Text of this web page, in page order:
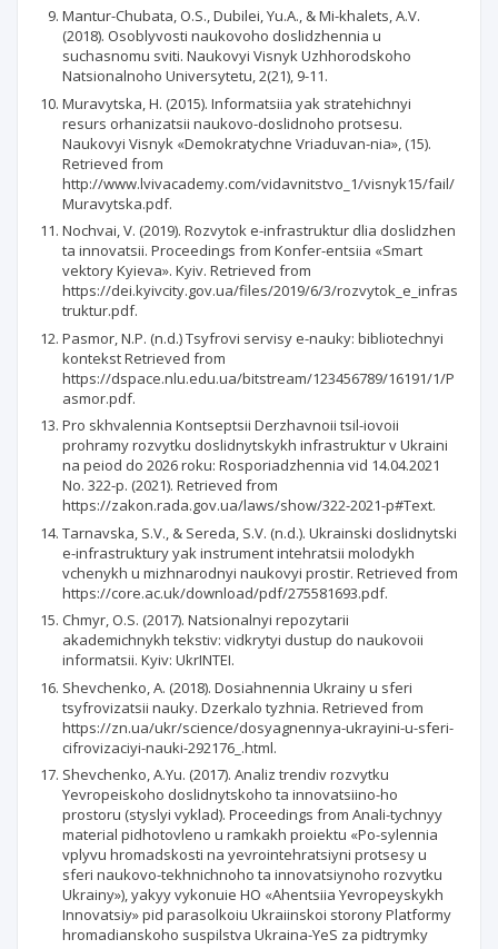
Mantur-Chubata, О.S., Dubilei, Yu.A., & Mi-khalets, A.V.
(2018). Osoblyvosti naukovoho doslidzhennia u
suchasnomu sviti. Naukovyi Visnyk Uzhhorodskoho
Natsionalnoho Universytetu, 2(21), 9-11.
Muravytska, H. (2015). Informatsiia yak stratehichnyi
resurs orhanizatsii naukovo-doslidnoho protsesu.
Naukovyi Visnyk «Demokratychne Vriaduvan-nia», (15).
Retrieved from
http://www.lvivacademy.com/vidavnitstvo_1/visnyk15/fail/
Muravytska.pdf.
Nochvai, V. (2019). Rozvytok e-infrastruktur dlia doslidzhen
ta innovatsii. Proceedings from Konfer-entsiia «Smart
vektory Kyieva». Kyiv. Retrieved from
https://dei.kyivcity.gov.ua/files/2019/6/3/rozvytok_e_infras
truktur.pdf.
Pasmor, N.P. (n.d.) Tsyfrovi servisy e-nauky: bibliotechnyi
kontekst Retrieved from
https://dspace.nlu.edu.ua/bitstream/123456789/16191/1/P
asmor.pdf.
Pro skhvalennia Kontseptsii Derzhavnoii tsil-iovoii
prohramy rozvytku doslidnytskykh infrastruktur v Ukraini
na peiod do 2026 roku: Rosporiadzhennia vid 14.04.2021
No. 322-p. (2021). Retrieved from
https://zakon.rada.gov.ua/laws/show/322-2021-р#Text.
Tarnavska, S.V., & Sereda, S.V. (n.d.). Ukrainski doslidnytski
e-infrastruktury yak instrument intehratsii molodykh
vchenykh u mizhnarodnyi naukovyi prostir. Retrieved from
https://core.ac.uk/download/pdf/275581693.pdf.
Chmyr, O.S. (2017). Natsionalnyi repozytarii
akademichnykh tekstiv: vidkrytyi dustup do naukovoii
informatsii. Kyiv: UkrINTEI.
Shevchenko, А. (2018). Dosiahnennia Ukrainy u sferi
tsyfrovizatsii nauky. Dzerkalo tyzhnia. Retrieved from
https://zn.ua/ukr/science/dosyagnennya-ukrayini-u-sferi-
cifrovizaciyi-nauki-292176_.html.
Shevchenko, А.Yu. (2017). Analiz trendiv rozvytku
Yevropeiskoho doslidnytskoho ta innovatsiino-ho
prostoru (styslyi vyklad). Proceedings from Anali-tychnyy
material pidhotovleno u ramkakh proiektu «Po-sylennia
vplyvu hromadskosti na yevrointehratsiyni protsesy u
sferi naukovo-tekhnichnoho ta innovatsiynoho rozvytku
Ukrainy»), yakyy vykonuie HO «Ahentsiia Yevropeyskykh
Innovatsiy» pid parasolkoiu Ukraiinskoi storony Platformy
hromadianskoho suspilstva Ukraina-YeS za pidtrymky